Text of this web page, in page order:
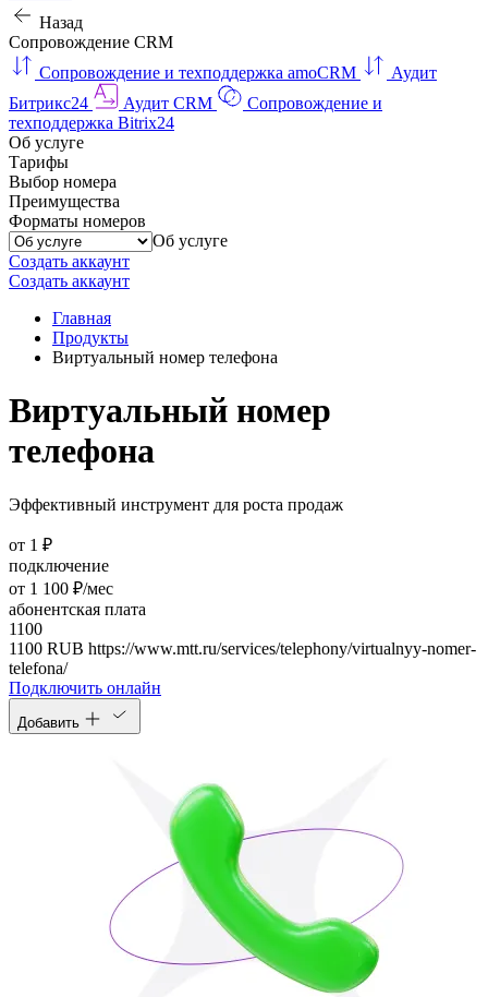
Назад
Сопровождение CRM
Сопровождение и техподдержка amoCRM
Аудит
Битрикс24
Аудит CRM
Сопровождение и
техподдержка Bitrix24
Об услуге
Тарифы
Выбор номера
Преимущества
Форматы номеров
Об услуге
Создать аккаунт
Создать аккаунт
Главная
Продукты
Виртуальный номер телефона
Виртуальный номер
телефона
Эффективный инструмент для роста продаж
от 1 ₽
подключение
от 1 100 ₽/мес
абонентская плата
1100
1100 RUB https://www.mtt.ru/services/telephony/virtualnyy-nomer-
telefona/
Подключить онлайн
Добавить